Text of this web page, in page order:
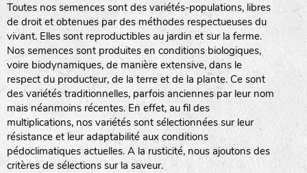
Toutes nos semences sont des variétés-populations, libres
de droit et obtenues par des méthodes respectueuses du
vivant. Elles sont reproductibles au jardin et sur la ferme.
Nos semences sont produites en conditions biologiques,
voire biodynamiques, de manière extensive, dans le
respect du producteur, de la terre et de la plante. Ce sont
des variétés traditionnelles, parfois anciennes par leur nom
mais néanmoins récentes. En effet, au fil des
multiplications, nos variétés sont sélectionnées sur leur
résistance et leur adaptabilité aux conditions
pédoclimatiques actuelles. A la rusticité, nous ajoutons des
critères de sélections sur la saveur.
haies
zone sauvage